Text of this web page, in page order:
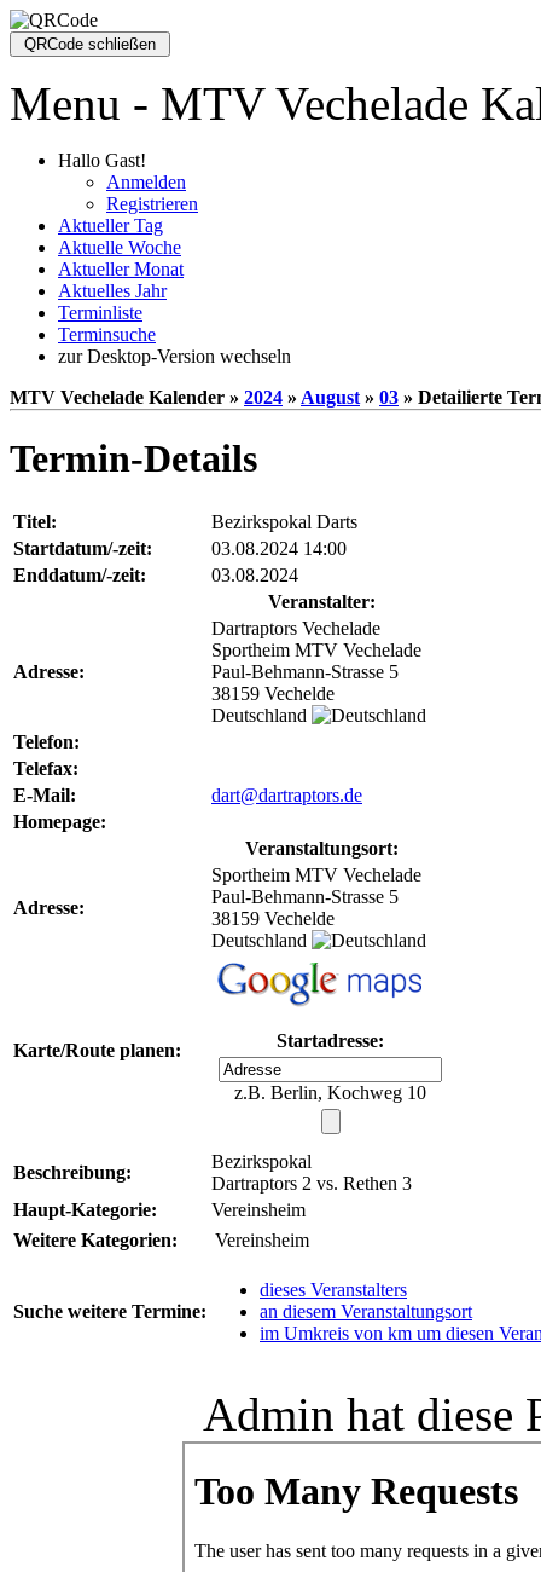
Menu - MTV Vechelade
Hallo Gast!
Anmelden
Registrieren
Aktueller Tag
Aktuelle Woche
Aktueller Monat
Aktuelles Jahr
Terminliste
Terminsuche
zur Desktop-Version wechseln
MTV Vechelade Kalender » 2024 » August » 03 » Detailierte
Termin-Details
Titel:
Bezirkspokal Darts
Startdatum/-zeit:
03.08.2024 14:00
Enddatum/-zeit:
03.08.2024
Veranstalter:
Adresse:
Dartraptors Vechelade
Sportheim MTV Vechelade
Paul-Behmann-Strasse 5
38159 Vechelde
Deutschland
Telefon:
Telefax:
E-Mail:
dart@dartraptors.de
Homepage:
Veranstaltungsort:
Adresse:
Sportheim MTV Vechelade
Paul-Behmann-Strasse 5
38159 Vechelde
Deutschland
Karte/Route planen: Startadresse:
z.B. Berlin, Kochweg 10
Beschreibung:
Bezirkspokal
Dartraptors 2 vs. Rethen 3
Haupt-Kategorie:
Vereinsheim
Weitere Kategorien:
Vereinsheim
Suche weitere Termine:
dieses Veranstalters
an diesem Veranstaltungsort
im Umkreis von km um diesen
Admin hat diese